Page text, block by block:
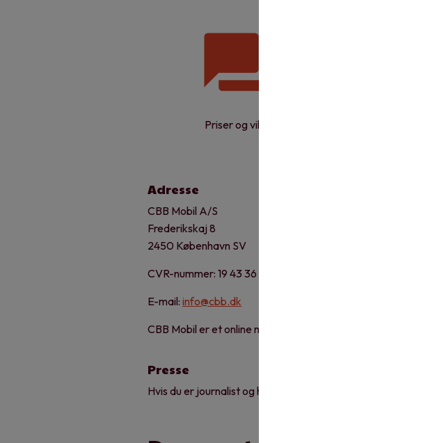
Priser og vilkår
Adresse
CBB Mobil A/S
Frederikskaj 8
2450 København SV
CVR-nummer: 19 43 36 92
E-mail: info@cbb.dk
CBB Mobil er et online mobilselskab, og du kan ikke få
Presse
Hvis du er journalist og har spørgsmål til CBB, kan du